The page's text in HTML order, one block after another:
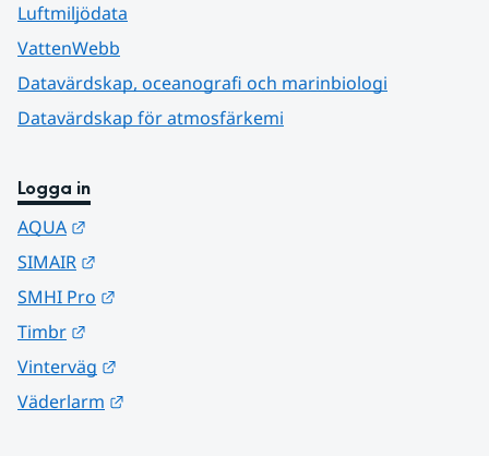
Luftmiljödata
VattenWebb
Datavärdskap, oceanografi och marinbiologi
Datavärdskap för atmosfärkemi
Logga in
AQUA
SIMAIR
SMHI Pro
Timbr
Vinterväg
Väderlarm